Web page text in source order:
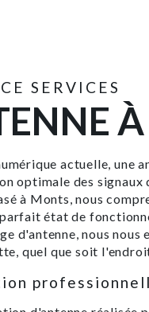
SERVICES
actuelle, une
optimale des
à Monts, nous
état de
d'antenne, nous
quel que soit